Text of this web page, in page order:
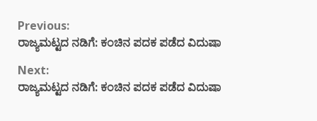
Continue
Reading
Previous:
ರಾಜ್ಯಮಟ್ಟದ ನಡಿಗೆ: ಕಂಚಿನ ಪದಕ ಪಡೆದ ವಿದುಷಾ
Next:
ರಾಜ್ಯಮಟ್ಟದ ನಡಿಗೆ: ಕಂಚಿನ ಪದಕ ಪಡೆದ ವಿದುಷಾ